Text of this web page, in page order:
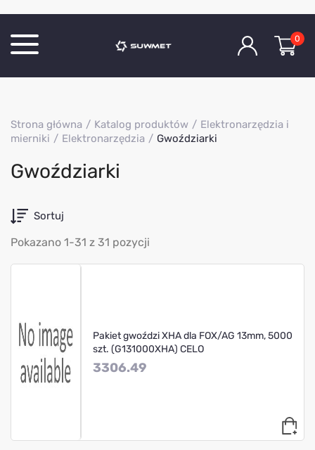
O Firmie
Kontakt
0
Strona główna Katalog produktów
Elektronarzędzia i
mierniki
Elektronarzędzia Gwoździarki
Gwoździarki
Sortuj
Pokazano 1-31 z 31 pozycji
Pakiet gwoździ XHA dla FOX/AG 13mm, 5000
szt. (G131000XHA) CELO
3306.49